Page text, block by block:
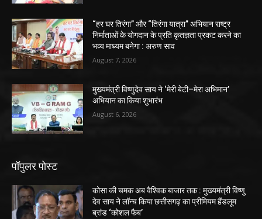
“हर घर तिरंगा” और “तिरंगा यात्रा” अभियान राष्ट्र
निर्माताओं के योगदान के प्रति कृतज्ञता प्रकट करने का
भव्य माध्यम बनेगा : अरुण साव
August 7, 2026
मुख्यमंत्री विष्णुदेव साय ने ‘मेरी बेटी–मेरा अभिमान’
अभियान का किया शुभारंभ
August 6, 2026
पॉपुलर पोस्ट
कोसा की चमक अब वैश्विक बाजार तक : मुख्यमंत्री विष्णु
देव साय ने लॉन्च किया छत्तीसगढ़ का प्रीमियम हैंडलूम
ब्रांड ‘कोशल फैब’